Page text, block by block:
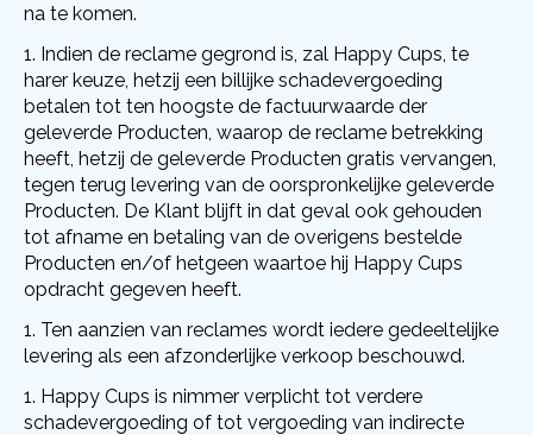
na te komen.
Indien de reclame gegrond is, zal Happy Cups, te
harer keuze, hetzij een billijke schadevergoeding
betalen tot ten hoogste de factuurwaarde der
geleverde Producten, waarop de reclame betrekking
heeft, hetzij de geleverde Producten gratis vervangen,
tegen terug levering van de oorspronkelijke geleverde
Producten. De Klant blijft in dat geval ook gehouden
tot afname en betaling van de overigens bestelde
Producten en/of hetgeen waartoe hij Happy Cups
opdracht gegeven heeft.
Ten aanzien van reclames wordt iedere gedeeltelijke
levering als een afzonderlijke verkoop beschouwd.
Happy Cups is nimmer verplicht tot verdere
schadevergoeding of tot vergoeding van indirecte